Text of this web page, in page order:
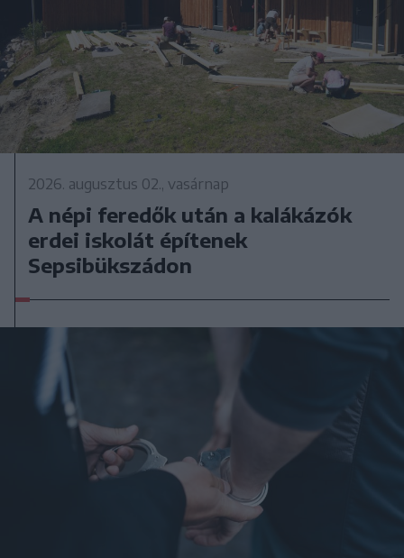
2026. augusztus 02., vasárnap
A népi feredők után a kalákázók
erdei iskolát építenek
Sepsibükszádon